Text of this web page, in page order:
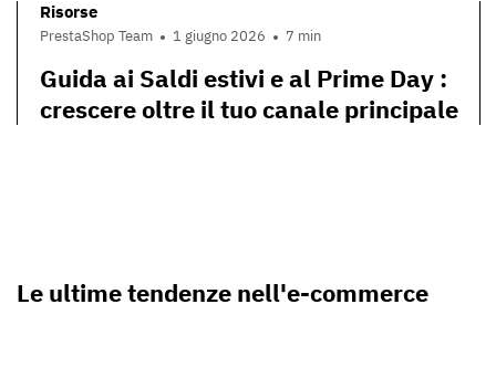
Risorse
PrestaShop Team 1 giugno 2026 7 min
Guida ai Saldi estivi e al Prime Day :
crescere oltre il tuo canale principale
Le ultime tendenze nell'e-commerce